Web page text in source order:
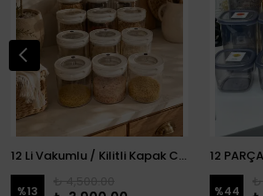
12 Li Vakumlu / Kilitli Kapak Cam Erzak Kabı / Kavanoz
%13 %44